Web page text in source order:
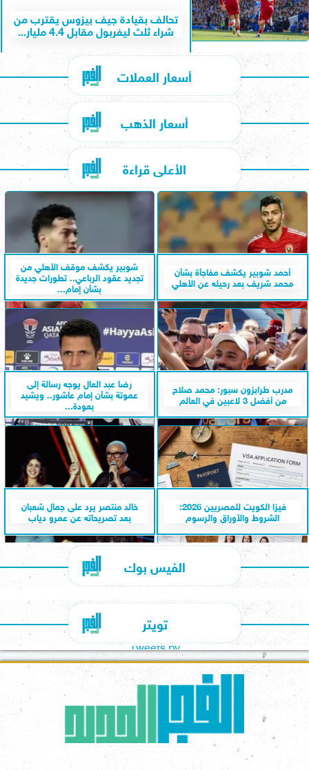
تحالف بقيادة جيف بيزوس يقترب من
شراء ثلث ليفربول مقابل 4.4 مليار...
أسعار العملات
أسعار الذهب
الأعلى قراءة
أحمد شوبير يكشف مفاجأة بشأن
محمد شريف بعد رحيله عن الأهلي
شوبير يكشف موقف الأهلي من
تجديد عقود الرباعي.. تطورات جديدة
بشأن إمام...
مدرب طرابزون سبور: محمد صلاح
من أفضل 3 لاعبين في العالم
رضا عبد العال يوجه رسالة إلى
عموتة بشأن إمام عاشور.. ويشيد
بعودة...
فيزا الكويت للمصريين 2026:
الشروط والأوراق والرسوم
خالد منتصر يرد على جمال شعبان
بعد تصريحاته عن عمرو دياب
الفيس بوك
تويتر
Tweets by